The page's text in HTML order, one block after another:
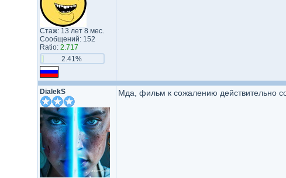
Стаж: 13 лет 8 мес.
Сообщений: 152
Ratio: 2.717
2.41%
DialekS Мда, фильм к сожалению действительно